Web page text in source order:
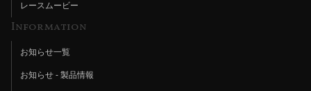
レースムービー
Information
お知らせ一覧
お知らせ - 製品情報